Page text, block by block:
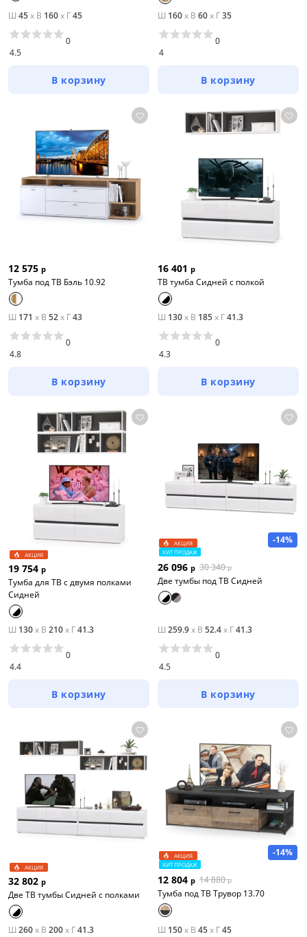
Ш 45x В 160x Г45
4.5
0
В корзину
Ш 160x В 60x Г35
4
0
В корзину
12 575 р
Тумба под ТВ Бэль 10.92
Ш 171 x В 52x Г43
4.8
0
В корзину
16 401 р
ТВ тумба Сидней с полкой
Ш 130x В 185x Г41.3
4.3
0
В корзину
АКЦИЯ
19 754 р
Тумба для ТВ с двумя полками
Сидней
Ш 130x В 210x Г41.3
4.4
0
В корзину
-14%
АКЦИЯ
ХИТ ПРОДАЖ
26 096 р 30 340 р
Две тумбы под ТВ Сидней
Ш 259.9x В 52.4x Г41.3
4.5
0
В корзину
АКЦИЯ
32 802 р
Две ТВ тумбы Сидней с полками
Ш 260x В 200x Г41.3
-14%
АКЦИЯ
ХИТ ПРОДАЖ
12 804 р 14 880 р
Тумба под ТВ Трувор 13.70
Ш 150x В 45x Г45